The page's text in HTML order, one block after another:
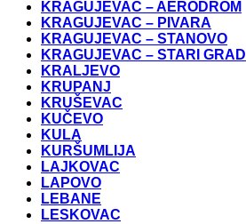
KRAGUJEVAC – AERODROM
KRAGUJEVAC – PIVARA
KRAGUJEVAC – STANOVO
KRAGUJEVAC – STARI GRAD
KRALJEVO
KRUPANJ
KRUŠEVAC
KUČEVO
KULA
KURŠUMLIJA
LAJKOVAC
LAPOVO
LEBANE
LESKOVAC